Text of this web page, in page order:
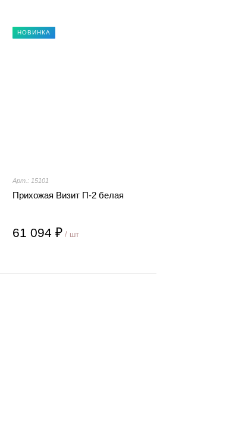
НОВИНКА
Арт.: 15101
Прихожая Визит П-2 белая
61 094 ₽ / шт